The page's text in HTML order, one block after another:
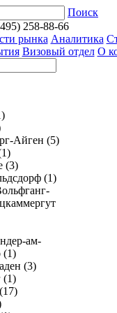
Поиск
258-88-66
рынка Аналитика
Визовый отдел О
Айген (5)
(3)
(1)
ам-
(1)
(3)
(1)